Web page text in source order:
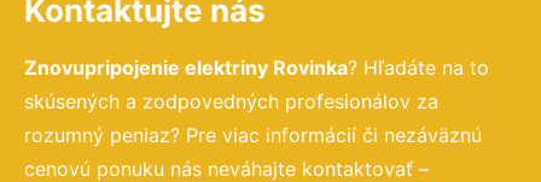
Kontaktujte nás
Znovupripojenie elektriny Rovinka? Hľadáte na to
skúsených a zodpovedných profesionálov za
rozumný peniaz? Pre viac informácií či nezáväznú
cenovú ponuku nás neváhajte kontaktovať –